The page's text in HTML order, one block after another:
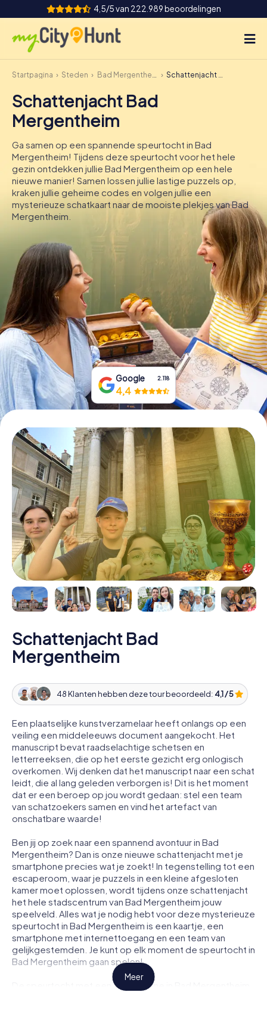
4,5/5 van 222.989 beoordelingen
Hoe het werkt
Steden
Tours
Teamevenement
Tickets
INT
DE
IE
IT
Boek tickets
Koop cadeaubonnen
Startpagina Steden Bad Mergentheim Schattenjacht Bad Mergentheim
Schattenjacht Bad
Mergentheim
Ga samen op een spannende speurtocht in Bad
Mergentheim! Tijdens deze speurtocht voor het hele
gezin ontdekken jullie Bad Mergentheim op een hele
nieuwe manier! Samen lossen jullie lastige puzzels op,
kraken jullie geheime codes en volgen jullie een
mysterieuze schatkaart naar de mooiste plekjes van Bad
Mergentheim.
Google 2.118
4,4
Schattenjacht Bad
Mergentheim
48 Klanten hebben deze tour beoordeeld: 4,1 / 5
Een plaatselijke kunstverzamelaar heeft onlangs op een
veiling een middeleeuws document aangekocht. Het
manuscript bevat raadselachtige schetsen en
letterreeksen, die op het eerste gezicht erg onlogisch
overkomen. Wij denken dat het manuscript naar een schat
leidt, die al lang geleden verborgen is! Dit is het moment
dat er een beroep op jou wordt gedaan: stel een team
van schatzoekers samen en vind het artefact van
onschatbare waarde!
Ben jij op zoek naar een spannend avontuur in Bad
Mergentheim? Dan is onze nieuwe schattenjacht met je
smartphone precies wat je zoekt! In tegenstelling tot een
escaperoom, waar je puzzels in een kleine afgesloten
kamer moet oplossen, wordt tijdens onze schattenjacht
het hele stadscentrum van Bad Mergentheim jouw
speelveld. Alles wat je nodig hebt voor deze mysterieuze
speurtocht in Bad Mergentheim is een kaartje, een
smartphone met internettoegang en een team van
gelijkgestemden. Je kunt op elk moment de speurtocht in
Bad Mergentheim gaan spelen!
De speurtocht met een smartphone in Bad Mergentheim
Meer